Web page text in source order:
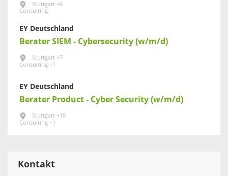
Stuttgart +6
Consulting
EY Deutschland
Berater SIEM - Cybersecurity (w/m/d)
Stuttgart +7
Consulting +1
EY Deutschland
Berater Product - Cyber Security (w/m/d)
Stuttgart +10
Consulting +1
Kontakt